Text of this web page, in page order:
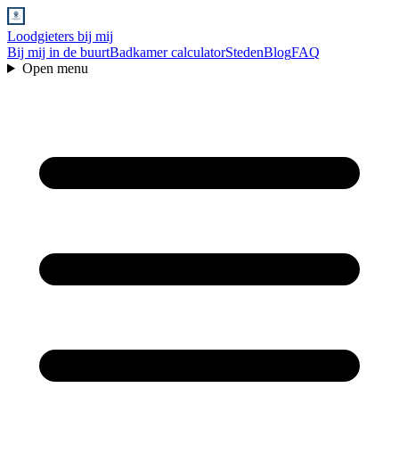
Loodgieters bij mij
Bij mij in de buurtBadkamer calculatorStedenBlogFAQ
Open menu